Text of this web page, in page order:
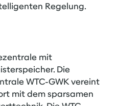
Regelung.
mit
Die
WTC-GWK vereint
mit dem sparsamen